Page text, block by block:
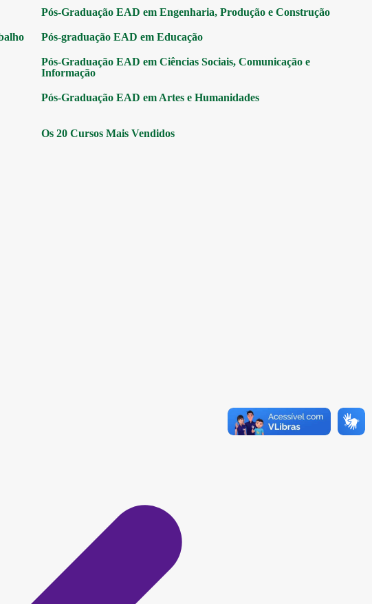
Pós-Graduação EAD em Engenharia, Produção e Construção
Pós-graduação EAD em Educação
Pós-Graduação EAD em Ciências Sociais, Comunicação e
Informação
Pós-Graduação EAD em Artes e Humanidades
Os 20 Cursos Mais Vendidos